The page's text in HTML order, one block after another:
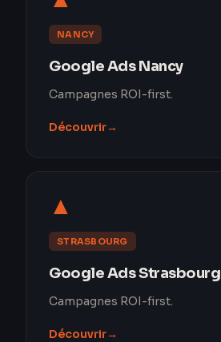
NANCY
Google Ads Nancy
Campagnes ROI-first.
Découvrir→
▲
STRASBOURG
Google Ads Strasbourg
Campagnes ROI-first.
Découvrir→